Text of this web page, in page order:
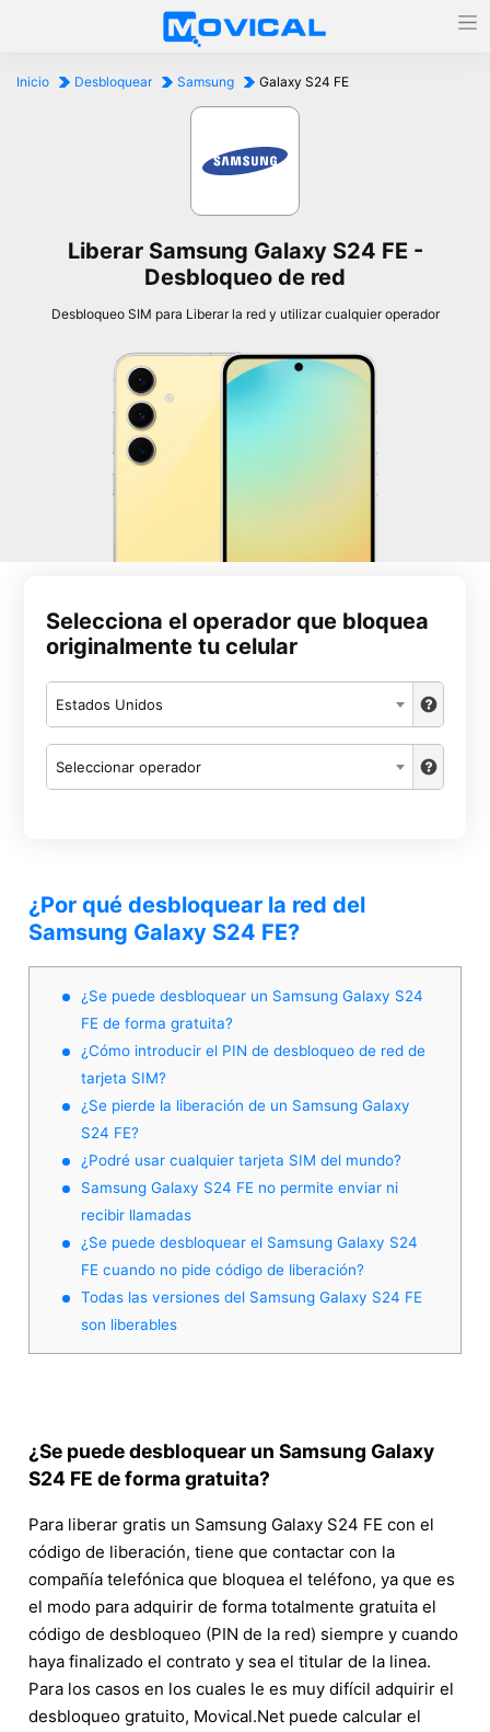
Inicio Desbloquear Samsung Galaxy S24 FE
Liberar Samsung Galaxy S24 FE -
Desbloqueo de red
Desbloqueo SIM para Liberar la red y utilizar cualquier operador
Selecciona el operador que bloquea
originalmente tu celular
Estados Unidos
Seleccionar operador
¿Por qué desbloquear la red del
Samsung Galaxy S24 FE?
¿Se puede desbloquear un Samsung Galaxy S24
FE de forma gratuita?
¿Cómo introducir el PIN de desbloqueo de red de
tarjeta SIM?
¿Se pierde la liberación de un Samsung Galaxy
S24 FE?
¿Podré usar cualquier tarjeta SIM del mundo?
Samsung Galaxy S24 FE no permite enviar ni
recibir llamadas
¿Se puede desbloquear el Samsung Galaxy S24
FE cuando no pide código de liberación?
Todas las versiones del Samsung Galaxy S24 FE
son liberables
¿Se puede desbloquear un Samsung Galaxy
S24 FE de forma gratuita?
Para liberar gratis un Samsung Galaxy S24 FE con el
código de liberación, tiene que contactar con la
compañía telefónica que bloquea el teléfono, ya que es
el modo para adquirir de forma totalmente gratuita el
código de desbloqueo (PIN de la red) siempre y cuando
haya finalizado el contrato y sea el titular de la linea.
Para los casos en los cuales le es muy difícil adquirir el
desbloqueo gratuito, Movical.Net puede calcular el